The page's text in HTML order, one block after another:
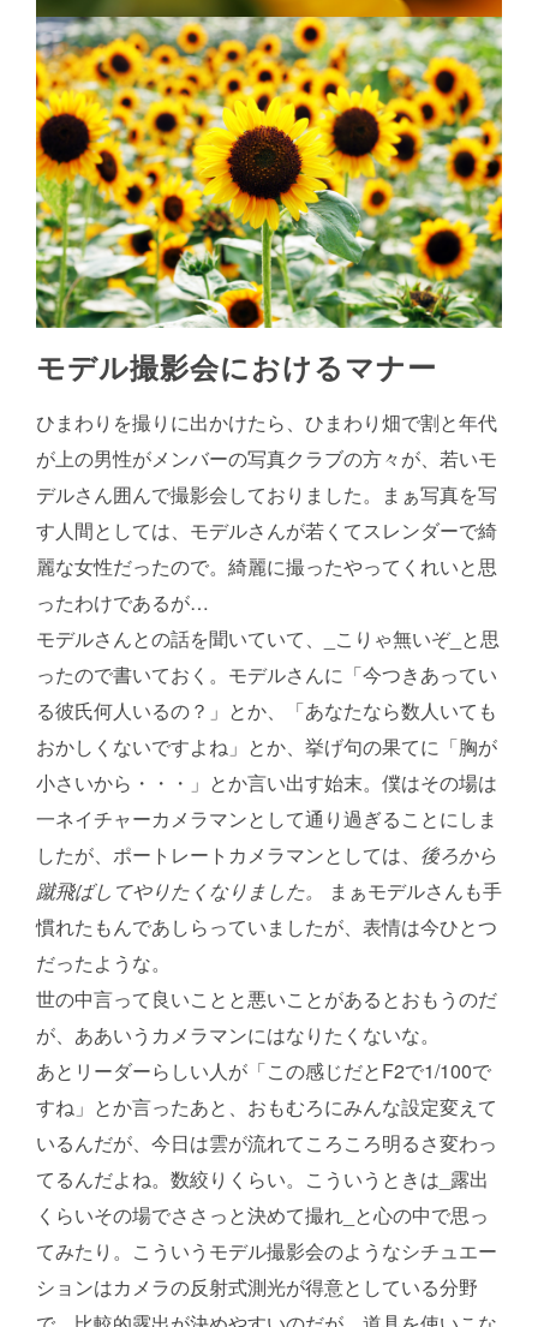
モデル撮影会におけるマナー
ひまわりを撮りに出かけたら、ひまわり畑で割と年代
が上の男性がメンバーの写真クラブの方々が、若いモ
デルさん囲んで撮影会しておりました。まぁ写真を写
す人間としては、モデルさんが若くてスレンダーで綺
麗な女性だったので。綺麗に撮ったやってくれいと思
ったわけであるが…
モデルさんとの話を聞いていて、_こりゃ無いぞ_と思
ったので書いておく。モデルさんに「今つきあってい
る彼氏何人いるの？」とか、「あなたなら数人いても
おかしくないですよね」とか、挙げ句の果てに「胸が
小さいから・・・」とか言い出す始末。僕はその場は
一ネイチャーカメラマンとして通り過ぎることにしま
したが、ポートレートカメラマンとしては、 後ろから
蹴飛ばしてやりたくなりました。
まぁモデルさんも手
慣れたもんであしらっていましたが、表情は今ひとつ
だったような。
世の中言って良いことと悪いことがあるとおもうのだ
が、ああいうカメラマンにはなりたくないな。
あとリーダーらしい人が「この感じだとF2で1/100で
すね」とか言ったあと、おもむろにみんな設定変えて
いるんだが、今日は雲が流れてころころ明るさ変わっ
てるんだよね。数絞りくらい。こういうときは_露出
くらいその場でささっと決めて撮れ_と心の中で思っ
てみたり。こういうモデル撮影会のようなシチュエー
ションはカメラの反射式測光が得意としている分野